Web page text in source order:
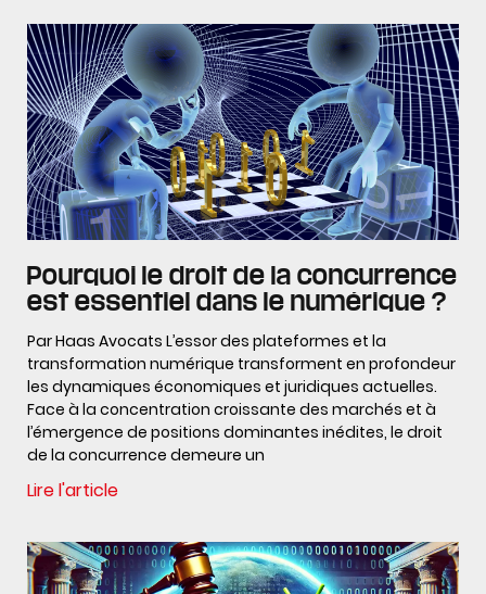
Pourquoi le droit de la concurrence
est essentiel dans le numérique ?
Par Haas Avocats L’essor des plateformes et la
transformation numérique transforment en profondeur
les dynamiques économiques et juridiques actuelles.
Face à la concentration croissante des marchés et à
l’émergence de positions dominantes inédites, le droit
de la concurrence demeure un
Lire l'article